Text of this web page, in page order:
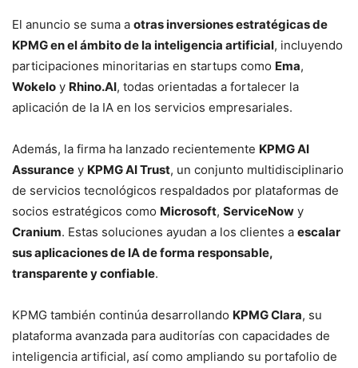
El anuncio se suma a otras inversiones estratégicas de
KPMG en el ámbito de la inteligencia artificial, incluyendo
participaciones minoritarias en startups como Ema,
Wokelo y Rhino.AI, todas orientadas a fortalecer la
aplicación de la IA en los servicios empresariales.
Además, la firma ha lanzado recientemente KPMG AI
Assurance y KPMG AI Trust, un conjunto multidisciplinario
de servicios tecnológicos respaldados por plataformas de
socios estratégicos como Microsoft, ServiceNow y
Cranium. Estas soluciones ayudan a los clientes a escalar
sus aplicaciones de IA de forma responsable,
transparente y confiable.
KPMG también continúa desarrollando KPMG Clara, su
plataforma avanzada para auditorías con capacidades de
inteligencia artificial, así como ampliando su portafolio de